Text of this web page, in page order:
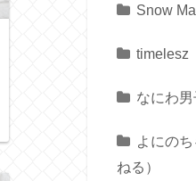
Snow
timelesz
なにわ男
よにの
ねる）